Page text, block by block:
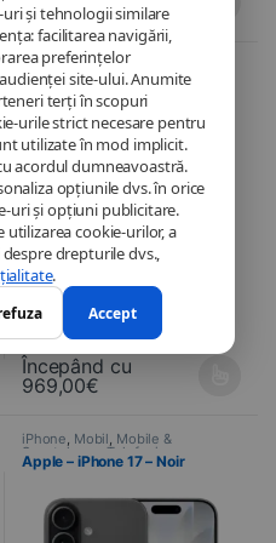
și tehnologii similare
facilitarea navigării,
preferințelor
site-ului. Anumite
terți în scopuri
urile strict necesare pentru
utilizate în mod implicit.
acordul dumneavoastră.
opțiunile dvs. în orice
uri și opțiuni publicitare.
utilizarea cookie-urilor, a
drepturile dvs.,
.
Accept
Les options peuvent être
969,00€
Ce produit a plusieurs
Les options peuvent être
iPhone,Mobil,Mobile &
Smartphone,Telefonie
Apple – iPhone 17 – Sauge
Începând cu
969,00€
Ce produit a plusieurs
iPhone, Mobil, Mobile &
Smartphone ,Telefonie
Apple – iPhone 17 – Noir